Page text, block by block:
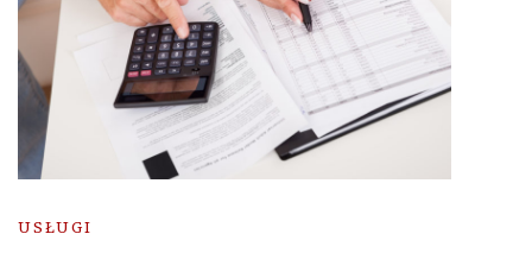
USŁUGI